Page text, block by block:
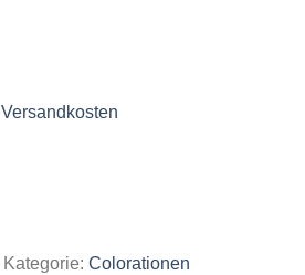
Versandkosten
Kategorie: Colorationen